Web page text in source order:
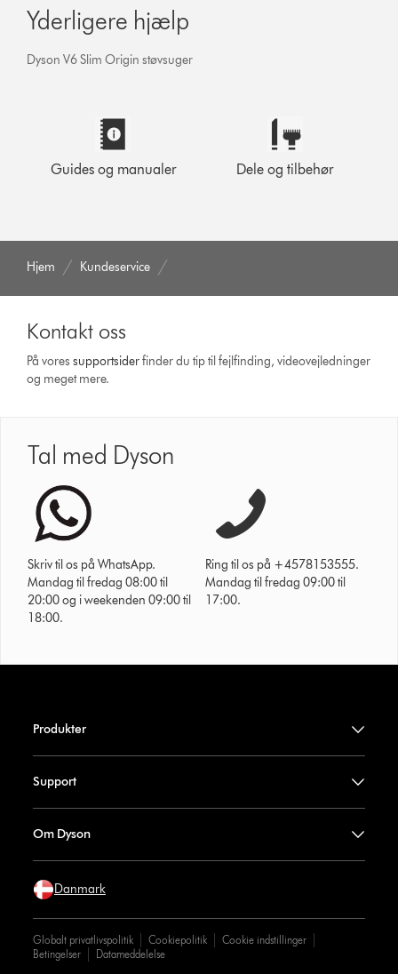
Yderligere hjælp
Dyson V6 Slim Origin støvsuger
Guides og manualer Dele og tilbehør
Hjem Kundeservice
Kontakt oss
På voressupport­siderfinder du tip til fejlfinding, video­vejledninger
og meget mere.
Tal med Dyson
Skriv til os på WhatsApp.
Mandag til fredag 08:00 til
20:00 og i weekenden 09:00 til
18:00.
Ring til os på +4578153555.
Mandag til fredag 09:00 til
17:00.
Produkter
Support
Om Dyson
Danmark
Globalt privatlivspolitik Cookiepolitik
Cookie indstillinger
Betingelser
Datameddelelse